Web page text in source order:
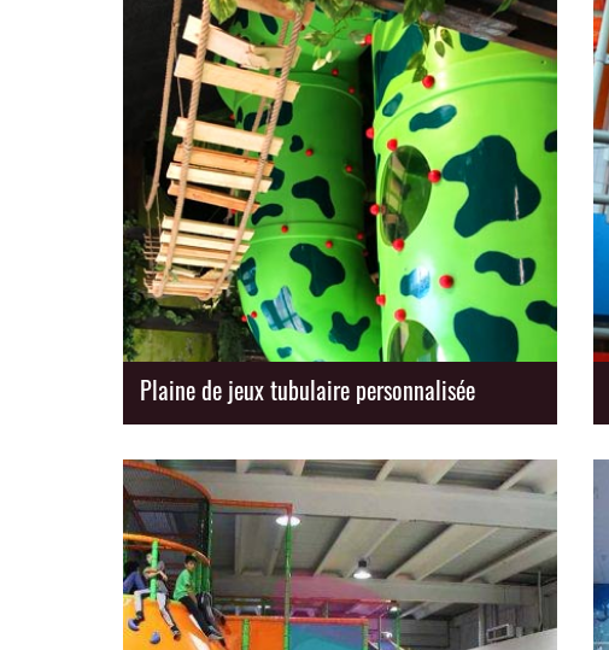
Plaine de jeux tubulaire personnalisée